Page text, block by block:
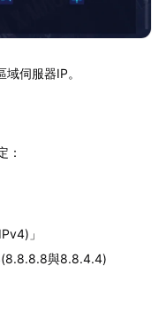
伺服器IP。
：
」
與8.8.4.4)